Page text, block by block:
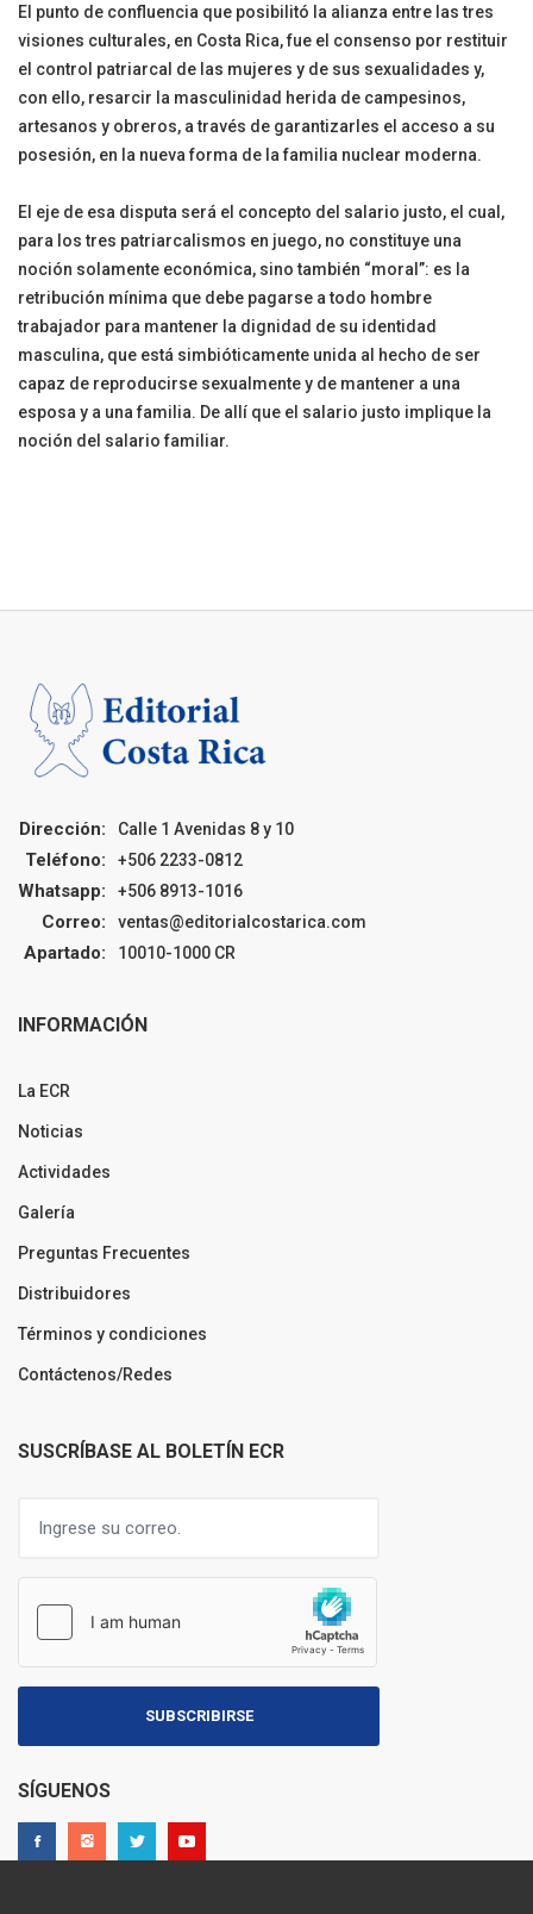
El punto de confluencia que posibilitó la alianza entre las tres
visiones culturales, en Costa Rica, fue el consenso por restituir
el control patriarcal de las mujeres y de sus sexualidades y,
con ello, resarcir la masculinidad herida de campesinos,
artesanos y obreros, a través de garantizarles el acceso a su
posesión, en la nueva forma de la familia nuclear moderna.
El eje de esa disputa será el concepto del salario justo, el cual,
para los tres patriarcalismos en juego, no constituye una
noción solamente económica, sino también “moral”: es la
retribución mínima que debe pagarse a todo hombre
trabajador para mantener la dignidad de su identidad
masculina, que está simbióticamente unida al hecho de ser
capaz de reproducirse sexualmente y de mantener a una
esposa y a una familia. De allí que el salario justo implique la
noción del salario familiar.
Dirección: Calle 1 Avenidas 8 y 10
Teléfono: +506 2233-0812
Whatsapp: +506 8913-1016
Correo: ventas@editorialcostarica.com
Apartado: 10010-1000 CR
INFORMACIÓN
La ECR
Noticias
Actividades
Galería
Preguntas Frecuentes
Distribuidores
Términos y condiciones
Contáctenos/Redes
SUSCRÍBASE AL BOLETÍN ECR
SUBSCRIBIRSE
SÍGUENOS